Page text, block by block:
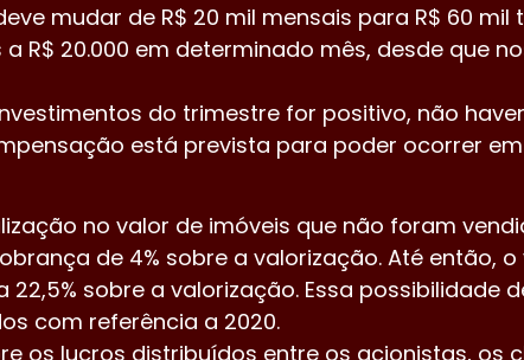
mudar de R$ 20 mil mensais para R$ 60 mil
R$ 20.000 em determinado mês, desde que
do trimestre for positivo, não
está prevista para poder ocorrer
no valor de imóveis que não foram
de 4% sobre a valorização. Até então,
sobre a valorização. Essa possibilidade
com referência a 2020.
os lucros distribuídos entre os acionistas, os